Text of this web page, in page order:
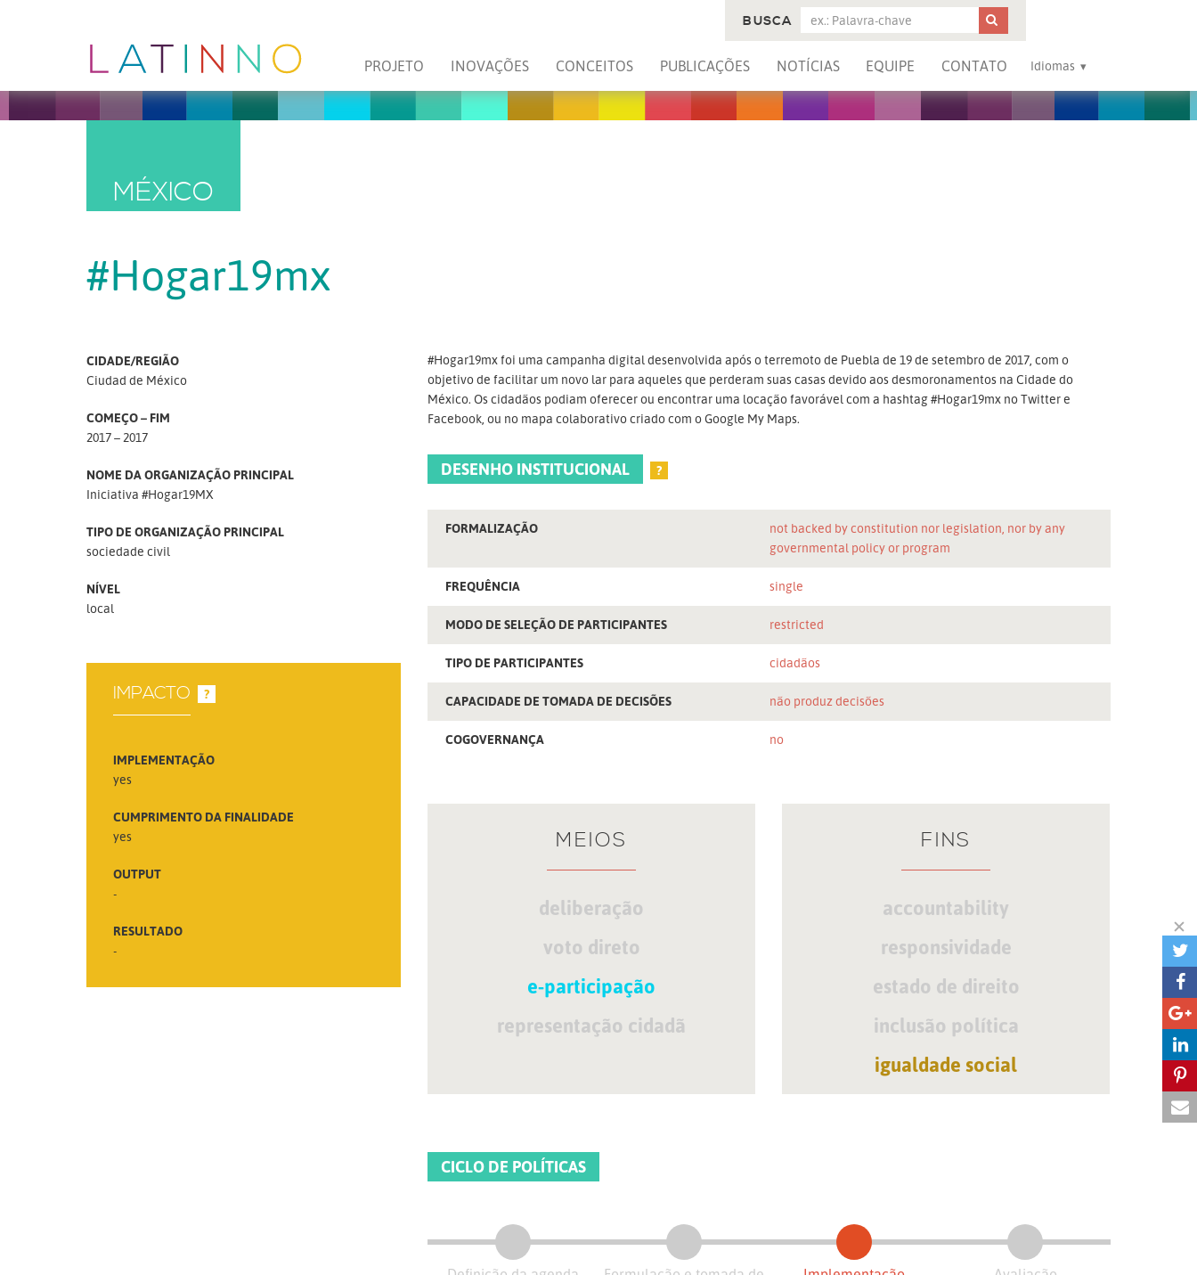
PROJETO INOVAÇÕES CONCEITOS PUBLICAÇÕES NOTÍCIAS EQUIPE CONTATO Idiomas
BUSCA
MÉXICO
#Hogar19mx
CIDADE/REGIÃO
Ciudad de México
COMEÇO – FIM
2017 – 2017
NOME DA ORGANIZAÇÃO PRINCIPAL
Iniciativa #Hogar19MX
TIPO DE ORGANIZAÇÃO PRINCIPAL
sociedade civil
NÍVEL
local
IMPACTO ?
IMPLEMENTAÇÃO
yes
CUMPRIMENTO DA FINALIDADE
yes
OUTPUT
-
RESULTADO
-
#Hogar19mx foi uma campanha digital desenvolvida após o terremoto de Puebla de 19 de setembro de 2017, com o
objetivo de facilitar um novo lar para aqueles que perderam suas casas devido aos desmoronamentos na Cidade do
México. Os cidadãos podiam oferecer ou encontrar uma locação favorável com a hashtag #Hogar19mx no Twitter e
Facebook, ou no mapa colaborativo criado com o Google My Maps.
DESENHO INSTITUCIONAL ?
FORMALIZAÇÃO
not backed by constitution nor legislation, nor by any
governmental policy or program
FREQUÊNCIA single
MODO DE SELEÇÃO DE PARTICIPANTES restricted
TIPO DE PARTICIPANTES cidadãos
CAPACIDADE DE TOMADA DE DECISÕES não produz decisões
COGOVERNANÇA no
MEIOS
deliberação
voto direto
e-participação
representação cidadã
FINS
accountability
responsividade
estado de direito
inclusão política
igualdade social
CICLO DE POLÍTICAS